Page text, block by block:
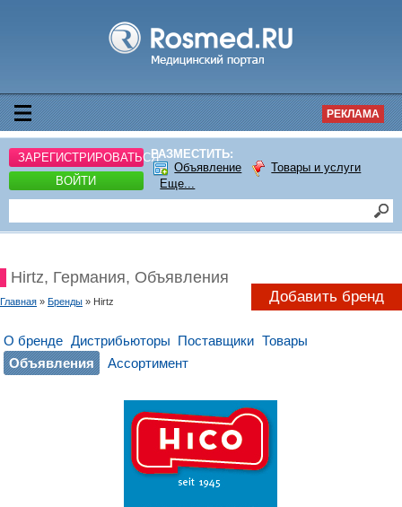
РЕКЛАМА
ЗАРЕГИСТРИРОВАТЬСЯ
ВОЙТИ
РАЗМЕСТИТЬ:
Объявление
Товары и услуги
Еще...
Hirtz, Германия, Объявления
Главная » Бренды » Hirtz Добавить бренд
О бренде Дистрибьюторы Поставщики Товары
Объявления
Ассортимент